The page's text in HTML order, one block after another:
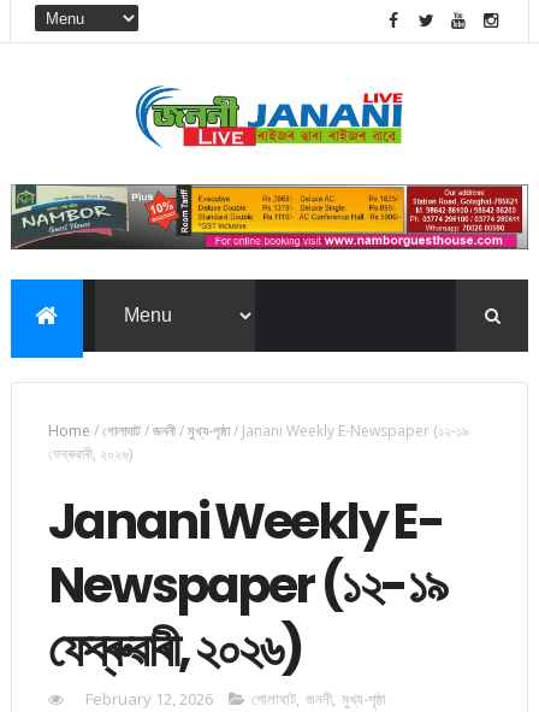
Home /গোলাঘাট/জননী/মুখ্য-পৃষ্ঠা/ Janani Weekly E-Newspaper (১২-১৯
ফেব্ৰুৱাৰী, ২০২৬)
Janani Weekly E-
Newspaper (১২-১৯
ফেব্ৰুৱাৰী, ২০২৬)
February 12, 2026 গোলাঘাট, জননী, মুখ্য-পৃষ্ঠা